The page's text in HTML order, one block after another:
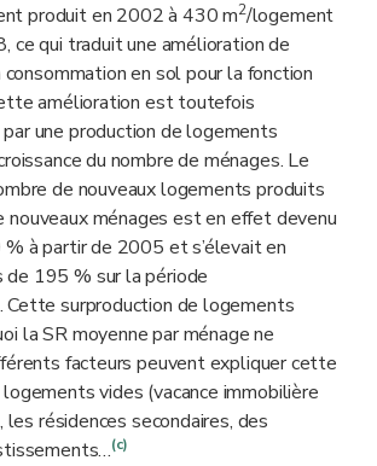
produit en 2002 à 430 m2/logement
ce qui traduit une amélioration de
consommation en sol pour la fonction
amélioration est toutefois
une production de logements
du nombre de ménages. Le
de nouveaux logements produits
ménages est en effet devenu
à partir de 2005 et s’élevait en
de 195 % sur la période
. Cette surproduction de logements
la SR moyenne par ménage ne
facteurs peuvent expliquer cette
vides (vacance immobilière
les résidences secondaires, des
(c)